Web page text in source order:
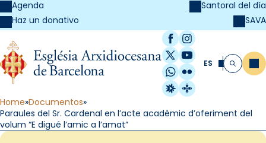
Agenda
Haz un donativo
Santoral del día
SAVA
Facebook
Instagram
X / Twitter
YouTube
WhatsApp
Flickr
Radio Estel
Catalunya
ES Buscar
Home Documentos
Paraules del Sr. Cardenal en l’acte acadèmic d’oferiment del
volum “E digué l’amic a l’amat”